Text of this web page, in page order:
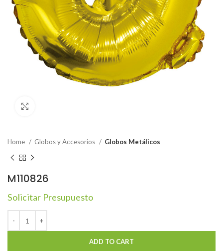
Home Globos y Accesorios Globos Metálicos
M110826
Solicitar Presupuesto
ADD TO CART